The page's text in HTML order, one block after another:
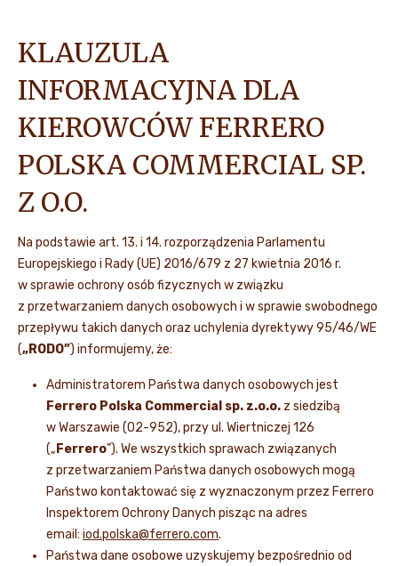
PRACA W FERRERO
AKTUALNOŚCI I MEDIA
KLAUZULA
INFORMACYJNA DLA
KIEROWCÓW FERRERO
POLSKA COMMERCIAL SP.
Z O.O.
Na podstawie art. 13. i 14. rozporządzenia Parlamentu
Europejskiego i Rady (UE) 2016/679 z 27 kwietnia 2016 r.
w sprawie ochrony osób fizycznych w związku
z przetwarzaniem danych osobowych i w sprawie swobodnego
przepływu takich danych oraz uchylenia dyrektywy 95/46/WE
(„RODO”) informujemy, że:
Administratorem Państwa danych osobowych jest
Ferrero Polska Commercial sp. z.o.o. z siedzibą
w Warszawie (02-952), przy ul. Wiertniczej 126
(„ Ferrero”). We wszystkich sprawach związanych
z przetwarzaniem Państwa danych osobowych mogą
Państwo kontaktować się z wyznaczonym przez Ferrero
Inspektorem Ochrony Danych pisząc na adres
email: iod.polska@ferrero.com.
Państwa dane osobowe uzyskujemy bezpośrednio od